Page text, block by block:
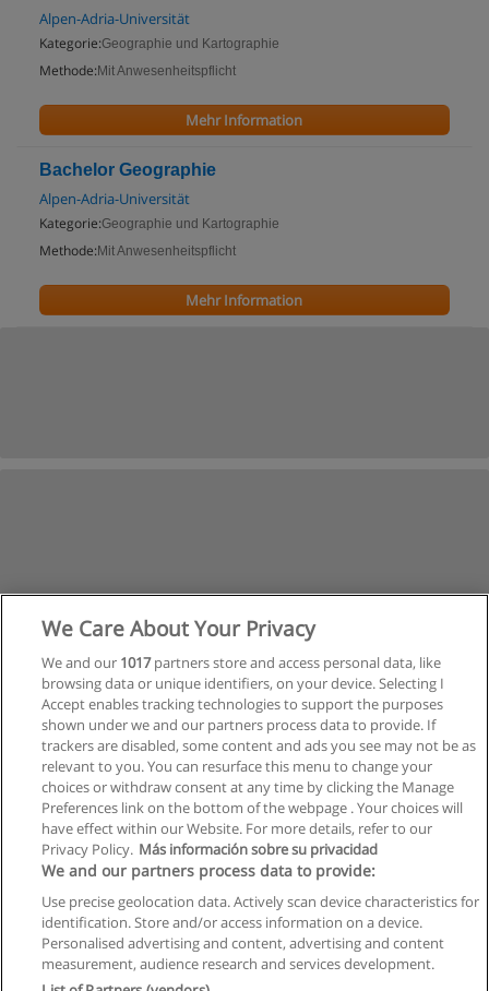
Alpen-Adria-Universität
Kategorie:Geographie und Kartographie
Methode: Mit Anwesenheitspflicht
Mehr Information
Bachelor Geographie
Alpen-Adria-Universität
Kategorie:Geographie und Kartographie
Methode: Mit Anwesenheitspflicht
Mehr Information
Nächste
Seite1von2
Allgemeinen geschäftsbedingungen
Datenschutzpolitik
We Care About Your Privacy
We and our 1017partners store and access personal data, like
browsing data or unique identifiers, on your device. Selecting I
Accept enables tracking technologies to support the purposes
shown under we and our partners process data to provide. If
trackers are disabled, some content and ads you see may not be as
relevant to you. You can resurface this menu to change your
choices or withdraw consent at any time by clicking the Manage
Preferences link on the bottom of the webpage . Your choices will
have effect within our Website. For more details, refer to our
Privacy Policy. Más información sobre su privacidad
We and our partners process data to provide:
Use precise geolocation data. Actively scan device characteristics for
identification. Store and/or access information on a device.
Personalised advertising and content, advertising and content
measurement, audience research and services development.